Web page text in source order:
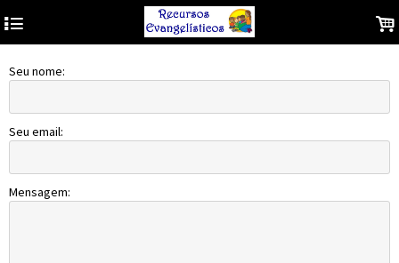
4 .
Seu nome:
Seu email:
Mensagem: